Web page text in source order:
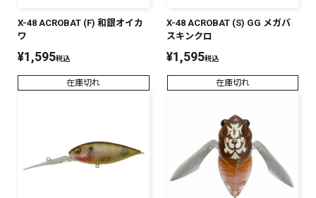
価格 ～¥
全て
X-48 ACROBAT (F) 和銀オイカ
ワ
¥1,595税込
在庫切れ
X-48 ACROBAT (S) GG メガバ
スキンクロ
¥1,595税込
在庫切れ